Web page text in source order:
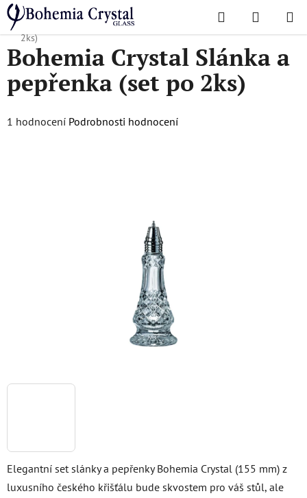
Přejít
na
obsah
Hledat
KOŠÍK
Domů
/ Doplňky Doplňky / Bohemia Crystal Slánka a pepřenka (set po
2ks)
Elegantní set slánky a pepřenky Bohemia Crystal (155 mm) z
luxusního českého křišťálu bude skvostem pro váš stůl, ale
Bohemia Crystal Slánka a
pepřenka (set po 2ks)
Průměrné
1 hodnocení Podrobnosti hodnocení